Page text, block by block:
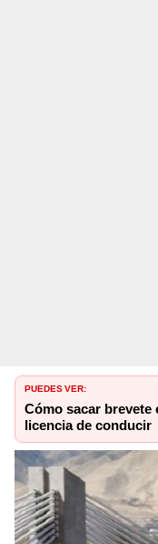
PUEDES VER:
Cómo sacar brevete en Perú:
licencia de conducir